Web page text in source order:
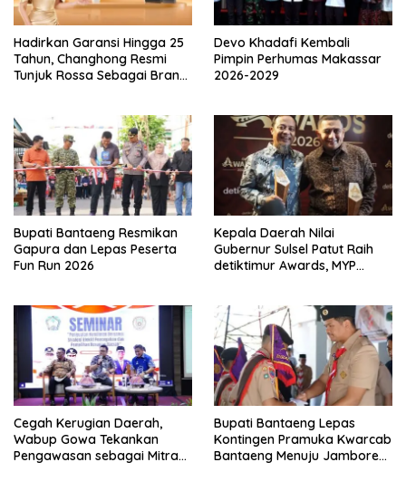
Hadirkan Garansi Hingga 25
Tahun, Changhong Resmi
Tunjuk Rossa Sebagai Brand
Devo Khadafi Kembali
Pimpin Perhumas Makassar
2026-2029
Bupati Bantaeng Resmikan
Gapura dan Lepas Peserta
Fun Run 2026
Kepala Daerah Nilai
Gubernur Sulsel Patut Raih
detiktimur Awards, MYP
Cegah Kerugian Daerah,
Wabup Gowa Tekankan
Pengawasan sebagai Mitra
Bupati Bantaeng Lepas
Kontingen Pramuka Kwarcab
Bantaeng Menuju Jambore